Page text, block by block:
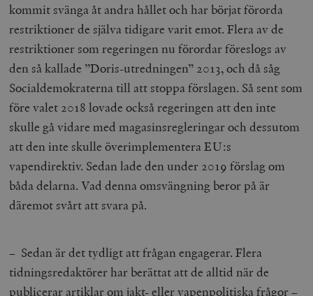
kommit svänga åt andra hållet och har börjat förorda
restriktioner de själva tidigare varit emot. Flera av de
restriktioner som regeringen nu förordar föreslogs av
den så kallade ”Doris-utredningen” 2013, och då såg
Socialdemokraterna till att stoppa förslagen. Så sent som
före valet 2018 lovade också regeringen att den inte
skulle gå vidare med magasinsregleringar och dessutom
att den inte skulle överimplementera EU:s
vapendirektiv. Sedan lade den under 2019 förslag om
båda delarna. Vad denna omsvängning beror på är
däremot svårt att svara på.
– Sedan är det tydligt att frågan engagerar. Flera
tidningsredaktörer har berättat att de alltid när de
publicerar artiklar om jakt- eller vapenpolitiska frågor –